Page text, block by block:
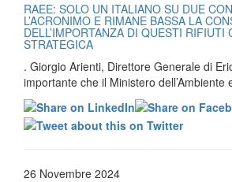
RAEE: SOLO UN ITALIANO SU DUE
L’ACRONIMO E RIMANE BASSA LA
DELL’IMPORTANZA DI QUESTI RIFIUTI
STRATEGICA
. Giorgio Arienti, Direttore Generale di
importante che il Ministero dell’Ambiente
26 Novembre 2024